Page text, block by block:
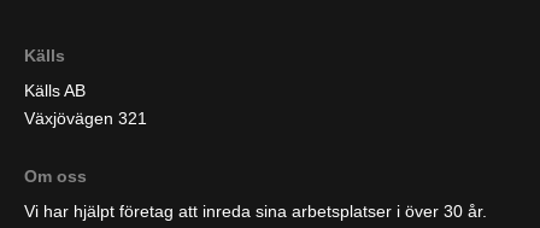
Källs
Källs AB
Växjövägen 321
Om oss
Vi har hjälpt företag att inreda sina arbetsplatser i över 30 år.